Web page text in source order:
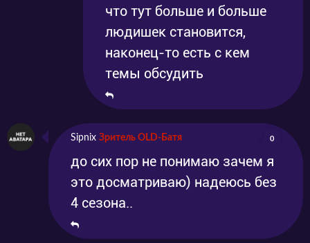
что тут больше и больше
людишек становится,
наконец-то есть с кем
темы обсудить
Sipnix Зритель OLD-Батя 0
до сих пор не понимаю зачем я
это досматриваю) надеюсь без
4 сезона..